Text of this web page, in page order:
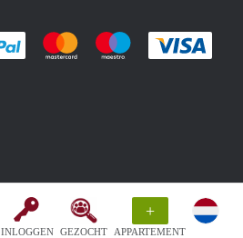
INLOGGEN GEZOCHT
+
APPARTEMENT
Je rekent gemakkelijk af met Paypal
Je rekent gemakkelijk af met
Je rekent